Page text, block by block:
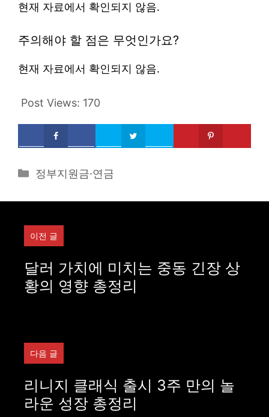
현재 자료에서 확인되지 않음.
주의해야 할 점은 무엇인가요?
현재 자료에서 확인되지 않음.
Post Views: 170
Categories
정부지원금·연금
이전 글
달러 가치에 미치는 중동 긴장 상
황의 영향 총정리
다음 글
리니지 클래식 출시 3주 만의 놀
라운 성장 총정리